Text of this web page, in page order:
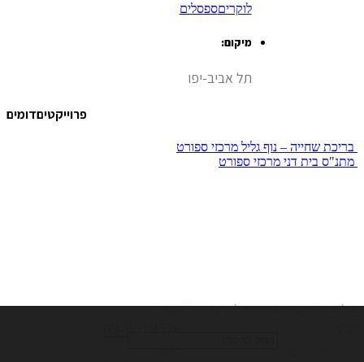
לוקריםספסלים
מיקום:
תל אביב-יפו
דומיםפרוייקטים
בריכת שחייה – נוף גליל מרכזי ספורט
מתנ"ס בית דני‎ מרכזי ספורט
פנל פרוייקטים ומוצרי גמר לבנייה
משרד